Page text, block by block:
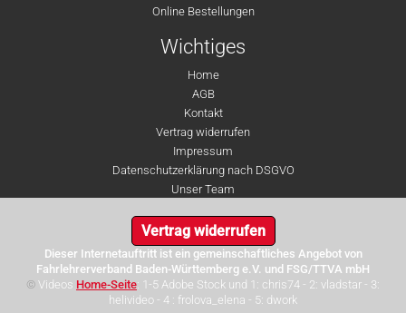
Online Bestellungen
Wichtiges
Home
AGB
Kontakt
Vertrag widerrufen
Impressum
Datenschutzerklärung nach DSGVO
Unser Team
Vertrag widerrufen
Dieser Internetauftritt ist ein gemeinschaftliches Angebot von
Fahrlehrerverband Baden-Württemberg e.V. und FSG/TTVA mbH
© Videos Home-Seite: 1-5 Adobe Stock und 1: chris74 - 2: vladstar - 3:
helivideo - 4 : frolova_elena - 5: dwork